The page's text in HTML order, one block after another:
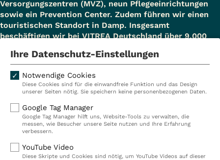
Versorgungszentren (MVZ), neun Pflegeeinrichtungen
sowie ein Prevention Center. Zudem führen wir einen
touristischen Standort in Damp. Insgesamt
beschäftigen wir bei VITREA Deutschland über 9.000
Kliniken
Ambulant
Reha
Prävention
Karriere
VITREA Deutschland
Ihre Datenschutz-Einstellungen
Notwendige Cookies
Diese Cookies sind für die einwandfreie Funktion und das Design
unserer Seiten nötig. Sie speichern keine personenbezogenen Daten.
Google Tag Manager
Google Tag Manager hilft uns, Website-Tools zu verwalten, die
messen, wie Besucher unsere Seite nutzen und Ihre Erfahrung
verbessern.
YouTube Video
Diese Skripte und Cookies sind nötig, um YouTube Videos auf dieser